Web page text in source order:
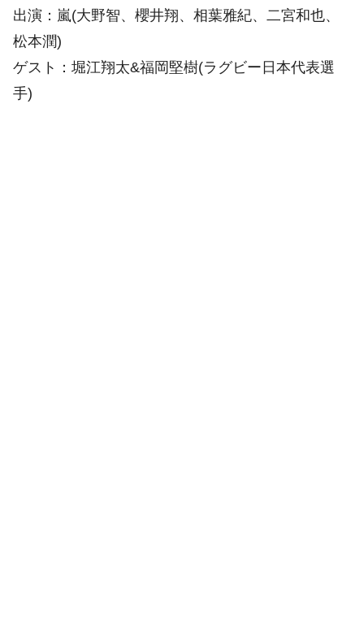
出演：嵐(大野智、櫻井翔、相葉雅紀、二宮和也、
松本潤)
ゲスト：堀江翔太&福岡堅樹(ラグビー日本代表選
手)